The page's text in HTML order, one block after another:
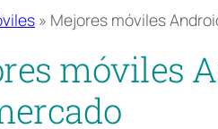
» Mejores móviles
móviles